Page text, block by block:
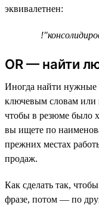
эквивалетнен:
OR — найти
Иногда найти нужные
ключевым словам или
чтобы в резюме было
вы ищете по
прежних местах
продаж.
Как сделать так,
фразе, потом — по